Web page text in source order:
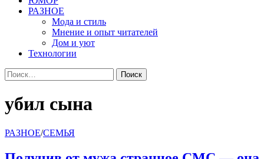
РАЗНОЕ
Мода и стиль
Мнение и опыт читателей
Дом и уют
Технологии
Найти:
убил сына
РАЗНОЕ/СЕМЬЯ